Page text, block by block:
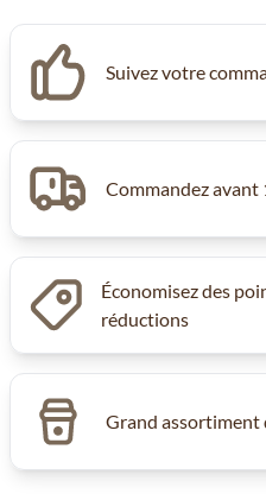
Suivez votre
Commandez avant
Économisez des
réductions
Grand assortiment